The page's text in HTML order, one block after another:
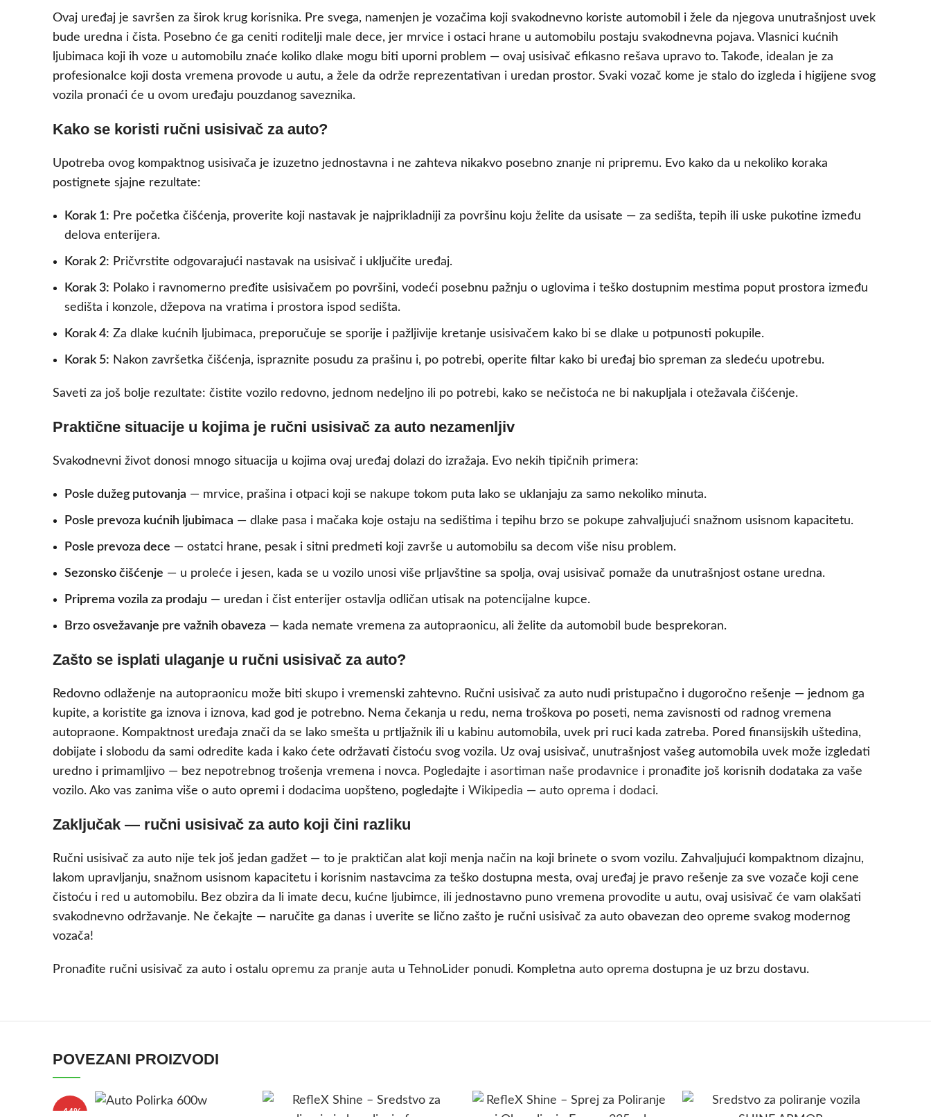
Ovaj uređaj je savršen za širok krug korisnika. Pre svega, namenjen je vozačima koji svakodnevno koriste automobil i žele da njegova unutrašnjost uvek
bude uredna i čista. Posebno će ga ceniti roditelji male dece, jer mrvice i ostaci hrane u automobilu postaju svakodnevna pojava. Vlasnici kućnih
ljubimaca koji ih voze u automobilu znaće koliko dlake mogu biti uporni problem — ovaj usisivač efikasno rešava upravo to. Takođe, idealan je za
profesionalce koji dosta vremena provode u autu, a žele da održe reprezentativan i uredan prostor. Svaki vozač kome je stalo do izgleda i higijene svog
vozila pronaći će u ovom uređaju pouzdanog saveznika.
Kako se koristi ručni usisivač za auto?
Upotreba ovog kompaktnog usisivača je izuzetno jednostavna i ne zahteva nikakvo posebno znanje ni pripremu. Evo kako da u nekoliko koraka
postignete sjajne rezultate:
Korak 1: Pre početka čišćenja, proverite koji nastavak je najprikladniji za površinu koju želite da usisate — za sedišta, tepih ili uske pukotine između
delova enterijera.
Korak 2: Pričvrstite odgovarajući nastavak na usisivač i uključite uređaj.
Korak 3: Polako i ravnomerno pređite usisivačem po površini, vodeći posebnu pažnju o uglovima i teško dostupnim mestima poput prostora između
sedišta i konzole, džepova na vratima i prostora ispod sedišta.
Korak 4: Za dlake kućnih ljubimaca, preporučuje se sporije i pažljivije kretanje usisivačem kako bi se dlake u potpunosti pokupile.
Korak 5: Nakon završetka čišćenja, ispraznite posudu za prašinu i, po potrebi, operite filtar kako bi uređaj bio spreman za sledeću upotrebu.
Saveti za još bolje rezultate: čistite vozilo redovno, jednom nedeljno ili po potrebi, kako se nečistoća ne bi nakupljala i otežavala čišćenje.
Praktične situacije u kojima je ručni usisivač za auto nezamenljiv
Svakodnevni život donosi mnogo situacija u kojima ovaj uređaj dolazi do izražaja. Evo nekih tipičnih primera:
Posle dužeg putovanja — mrvice, prašina i otpaci koji se nakupe tokom puta lako se uklanjaju za samo nekoliko minuta.
Posle prevoza kućnih ljubimaca — dlake pasa i mačaka koje ostaju na sedištima i tepihu brzo se pokupe zahvaljujući snažnom usisnom kapacitetu.
Posle prevoza dece — ostatci hrane, pesak i sitni predmeti koji završe u automobilu sa decom više nisu problem.
Sezonsko čišćenje — u proleće i jesen, kada se u vozilo unosi više prljavštine sa spolja, ovaj usisivač pomaže da unutrašnjost ostane uredna.
Priprema vozila za prodaju — uredan i čist enterijer ostavlja odličan utisak na potencijalne kupce.
Brzo osvežavanje pre važnih obaveza — kada nemate vremena za autopraonicu, ali želite da automobil bude besprekoran.
Zašto se isplati ulaganje u ručni usisivač za auto?
Redovno odlaženje na autopraonicu može biti skupo i vremenski zahtevno. Ručni usisivač za auto nudi pristupačno i dugoročno rešenje — jednom ga
kupite, a koristite ga iznova i iznova, kad god je potrebno. Nema čekanja u redu, nema troškova po poseti, nema zavisnosti od radnog vremena
autopraone. Kompaktnost uređaja znači da se lako smešta u prtljažnik ili u kabinu automobila, uvek pri ruci kada zatreba. Pored finansijskih uštedina,
dobijate i slobodu da sami odredite kada i kako ćete održavati čistoću svog vozila. Uz ovaj usisivač, unutrašnjost vašeg automobila uvek može izgledati
uredno i primamljivo — bez nepotrebnog trošenja vremena i novca. Pogledajte i asortiman naše prodavnice i pronađite još korisnih dodataka za vaše
vozilo. Ako vas zanima više o auto opremi i dodacima uopšteno, pogledajte i Wikipedia — auto oprema i dodaci.
Zaključak — ručni usisivač za auto koji čini razliku
Ručni usisivač za auto nije tek još jedan gadžet — to je praktičan alat koji menja način na koji brinete o svom vozilu. Zahvaljujući kompaktnom dizajnu,
lakom upravljanju, snažnom usisnom kapacitetu i korisnim nastavcima za teško dostupna mesta, ovaj uređaj je pravo rešenje za sve vozače koji cene
čistoću i red u automobilu. Bez obzira da li imate decu, kućne ljubimce, ili jednostavno puno vremena provodite u autu, ovaj usisivač će vam olakšati
svakodnevno održavanje. Ne čekajte — naručite ga danas i uverite se lično zašto je ručni usisivač za auto obavezan deo opreme svakog modernog
vozača!
Pronađite ručni usisivač za auto i ostalu opremu za pranje auta u TehnoLider ponudi. Kompletna auto oprema dostupna je uz brzu dostavu.
POVEZANI PROIZVODI
-44%